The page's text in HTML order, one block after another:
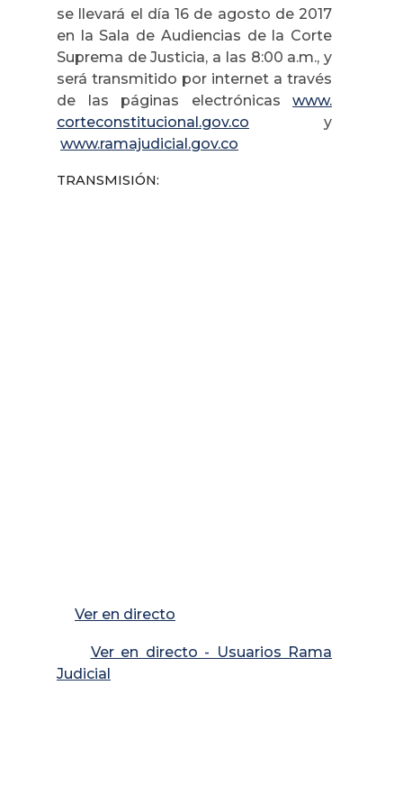
se llevará el día 16 de agosto de 2017
en la Sala de Audiencias de la Corte
Suprema de Justicia, a las 8:00 a.m., y
será transmitido por internet a través
de las páginas electrónicas www.
corteconstitucional.gov.co y
www.ramajudicial.gov.co
TRANSMISIÓN:
Ver en directo
Ver en directo - Usuarios Rama
Judicial